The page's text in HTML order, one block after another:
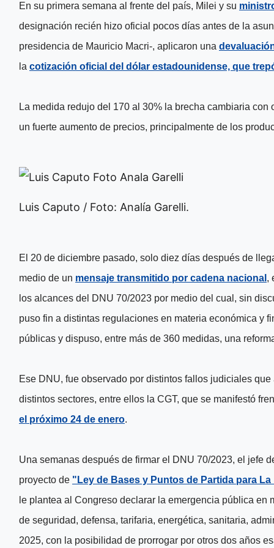
En su primera semana al frente del país, Milei y su
designación recién hizo oficial pocos días antes de la
presidencia de Mauricio Macri-, aplicaron una
la cotización oficial del dólar estadounidense, que
La medida redujo del 170 al 30% la brecha cambiaria
un fuerte aumento de precios, principalmente de los
Luis Caputo / Foto: Analía Garelli.
El 20 de diciembre pasado, solo diez días después de
medio de un mensaje transmitido por cadena nacional ,
los alcances del DNU 70/2023 por medio del cual, sin
puso fin a distintas regulaciones en materia económica y
públicas y dispuso, entre más de 360 medidas, una
Ese DNU, fue observado por distintos fallos judiciales
distintos sectores, entre ellos la CGT, que se manifestó
el próximo 24 de enero.
Una semanas después de firmar el DNU 70/2023, el jefe
proyecto de "Ley de Bases y Puntos de Partida para
le plantea al Congreso declarar la emergencia pública en
de seguridad, defensa, tarifaria, energética, sanitaria,
2025, con la posibilidad de prorrogar por otros dos años